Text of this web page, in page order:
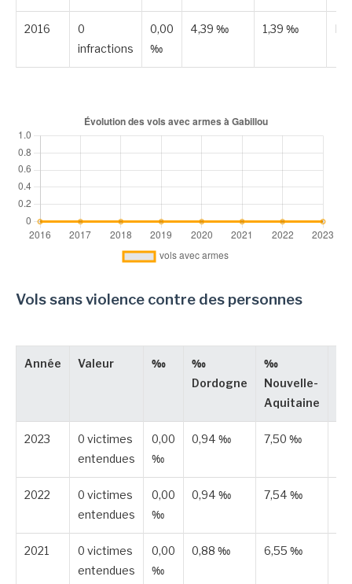
2016
0
infractions
0,00
‰
4,39 ‰ 1,39 ‰
Vols sans violence contre des personnes
Année Valeur ‰
‰
Dordogne
‰
Nouvelle-
Aquitaine
2023
0 victimes
entendues
0,00
‰
0,94 ‰ 7,50 ‰
2022
0 victimes
entendues
0,00
‰
0,94 ‰ 7,54 ‰
2021
0 victimes
entendues
0,00
‰
0,88 ‰ 6,55 ‰